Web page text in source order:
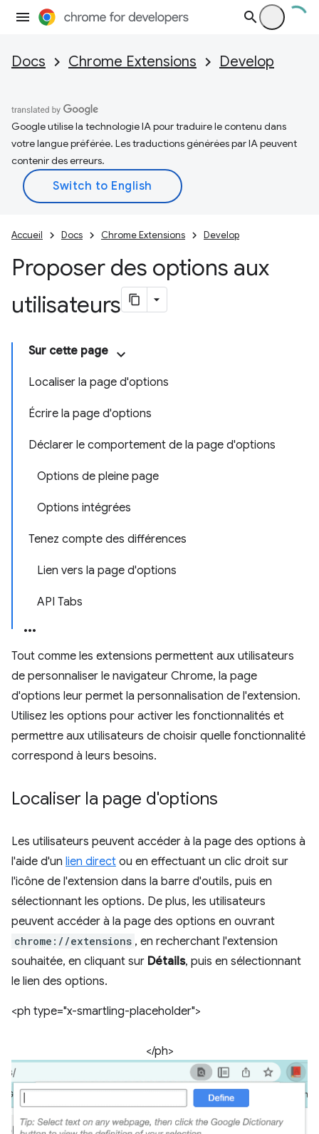
Docs Chrome Extensions Develop
Google utilise la technologie IA pour traduire le contenu dans
votre langue préférée. Les traductions générées par IA peuvent
contenir des erreurs.
Accueil Docs Chrome Extensions Develop
Proposer des options aux
utilisateurs
Sur cette page
Localiser la page d'options
Écrire la page d'options
Déclarer le comportement de la page d'options
Options de pleine page
Options intégrées
Tenez compte des différences
Lien vers la page d'options
API Tabs
Tout comme les extensions permettent aux utilisateurs
de personnaliser le navigateur Chrome, la page
d'options leur permet la personnalisation de l'extension.
Utilisez les options pour activer les fonctionnalités et
permettre aux utilisateurs de choisir quelle fonctionnalité
correspond à leurs besoins.
Localiser la page d'options
Les utilisateurs peuvent accéder à la page des options à
l'aide d'un lien direct ou en effectuant un clic droit sur
l'icône de l'extension dans la barre d'outils, puis en
sélectionnant les options. De plus, les utilisateurs
peuvent accéder à la page des options en ouvrant
chrome://extensions , en recherchant l'extension
souhaitée, en cliquant sur Détails, puis en sélectionnant
le lien des options.
<ph type="x-smartling-placeholder">
</ph>